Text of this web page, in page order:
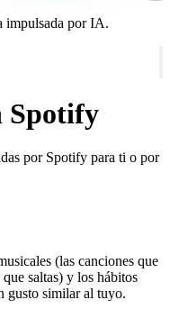
impulsada por IA.
Spotify
por Spotify para ti o por
(las canciones que
saltas) y los hábitos
gusto similar al tuyo.